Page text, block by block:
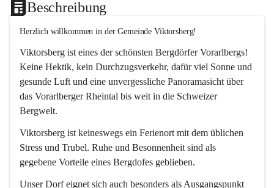
Beschreibung
Herzlich willkommen in der Gemeinde Viktorsberg!
Viktorsberg ist eines der schönsten Bergdörfer Vorarlbergs!
Keine Hektik, kein Durchzugsverkehr, dafür viel Sonne und
gesunde Luft und eine unvergessliche Panoramasicht über
das Vorarlberger Rheintal bis weit in die Schweizer
Bergwelt.
Viktorsberg ist keineswegs ein Ferienort mit dem üblichen
Stress und Trubel. Ruhe und Besonnenheit sind als
gegebene Vorteile eines Bergdofes geblieben.
Unser Dorf eignet sich auch besonders als Ausgangspunkt